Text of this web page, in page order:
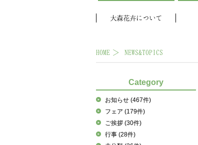
大森花卉について
HOME NEWS&TOPICS
Category
お知らせ (467件)
フェア (179件)
ご挨拶 (30件)
行事 (28件)